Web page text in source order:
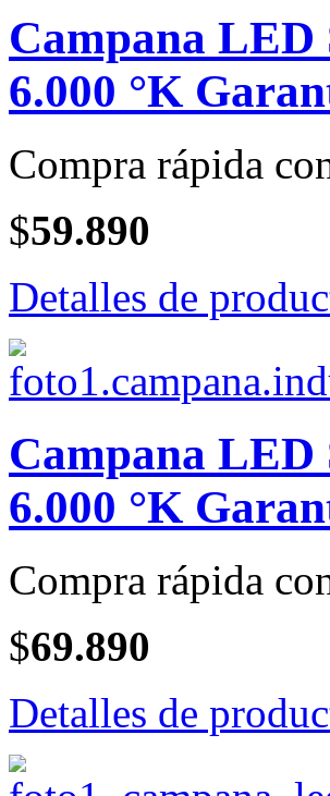
Campana LED
6.000 °K
Compra rápida
$59.890
Detalles de
Campana LED
6.000 °K
Compra rápida
$69.890
Detalles de